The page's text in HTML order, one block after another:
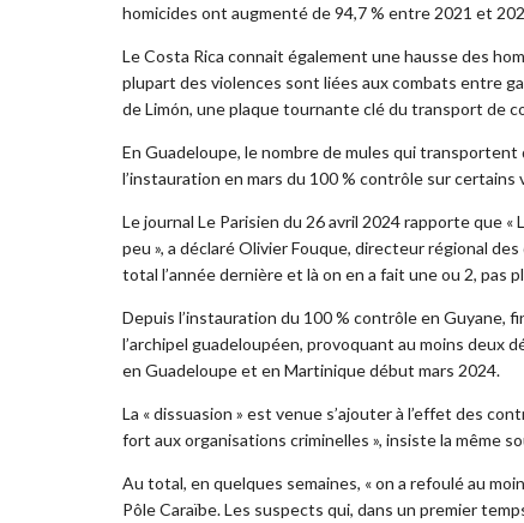
homicides ont augmenté de 94,7 % entre 2021 et
Le Costa Rica connait également une hausse des
plupart des violences sont liées aux combats entre
de Limón, une plaque tournante clé du transport de
En Guadeloupe, le nombre de mules qui
l’instauration en mars du 100 % contrôle sur certains
Le journal Le Parisien du 26 avril 2024 rapporte que «
peu », a déclaré Olivier Fouque, directeur régional
total l’année dernière et là on en a fait une ou 2, pas
Depuis l’instauration du 100 % contrôle en Guyane,
l’archipel guadeloupéen, provoquant au moins deux
en Guadeloupe et en Martinique début mars 2024.
La « dissuasion » est venue s’ajouter à l’effet des
fort aux organisations criminelles », insiste la même
Au total, en quelques semaines, « on a refoulé au
Pôle Caraïbe. Les suspects qui, dans un premier